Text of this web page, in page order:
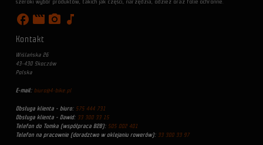
szeroki wybór produktów, takich jak części, narzędzia, odzież oraz folie ochronne.
facebook movie photo_camera music_note
Kontakt
Wiślańska 26
43-430 Skoczów
Polska
E-mail: biuro@4-bike.pl
Obsługa klienta - biuro: 575 444 731
Obsługa klienta - Dawid: 33 300 33 15
Telefon do Tomka (współpraca B2B): 505 002 401
Telefon na pracownie (doradztwo w oklejaniu rowerów): 33 300 33 97